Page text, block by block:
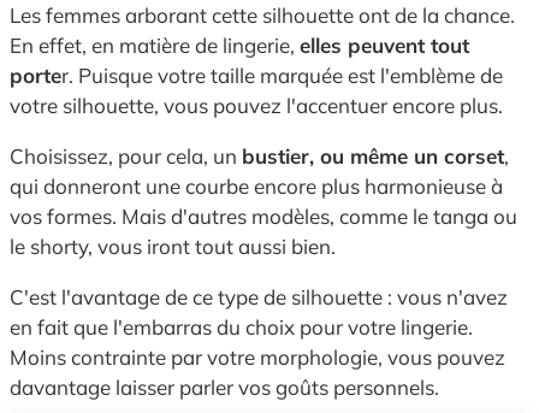
Les femmes arborant cette silhouette ont de la chance.
En effet, en matière de lingerie, elles peuvent tout
porter. Puisque votre taille marquée est l'emblème de
votre silhouette, vous pouvez l'accentuer encore plus.
Choisissez, pour cela, un bustier, ou même un corset,
qui donneront une courbe encore plus harmonieuse à
vos formes. Mais d'autres modèles, comme le tanga ou
le shorty, vous iront tout aussi bien.
C'est l'avantage de ce type de silhouette : vous n'avez
en fait que l'embarras du choix pour votre lingerie.
Moins contrainte par votre morphologie, vous pouvez
davantage laisser parler vos goûts personnels.